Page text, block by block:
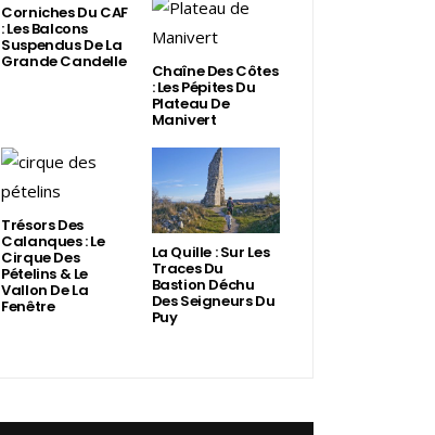
Corniches Du CAF
: Les Balcons
Suspendus De La
Grande Candelle Chaîne Des Côtes
: Les Pépites Du
Plateau De
Manivert
Trésors Des
Calanques : Le
Cirque Des
Pételins & Le
Vallon De La
Fenêtre
La Quille : Sur Les
Traces Du
Bastion Déchu
Des Seigneurs Du
Puy